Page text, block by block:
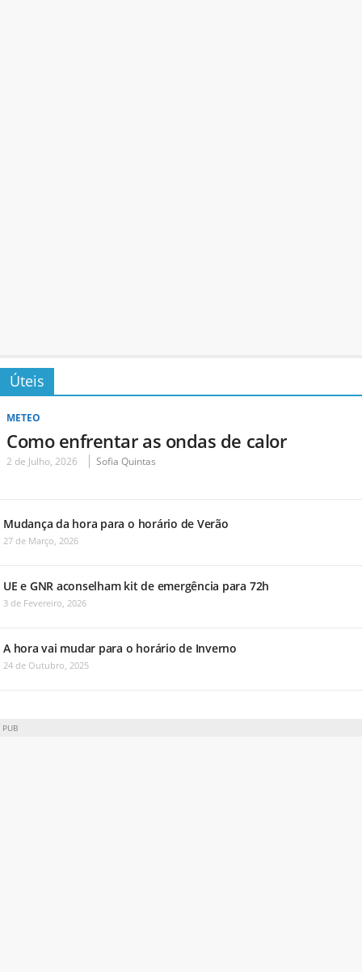
Úteis
METEO
Como enfrentar as ondas de calor
2 de Julho, 2026 Sofia Quintas
Mudança da hora para o horário de Verão
27 de Março, 2026
UE e GNR aconselham kit de emergência para 72h
3 de Fevereiro, 2026
A hora vai mudar para o horário de Inverno
24 de Outubro, 2025
PUB